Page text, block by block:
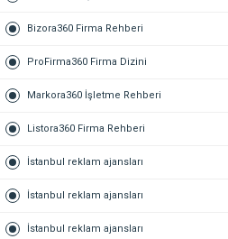
Bizora360 Firma Rehberi
ProFirma360 Firma Dizini
Markora360 İşletme Rehberi
Listora360 Firma Rehberi
İstanbul reklam ajansları
İstanbul reklam ajansları
İstanbul reklam ajansları